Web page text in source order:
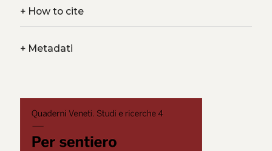
+How to cite
+Metadati